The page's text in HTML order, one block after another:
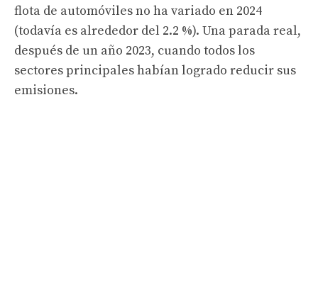
flota de automóviles no ha variado en 2024
(todavía es alrededor del 2.2 %). Una parada real,
después de un año 2023, cuando todos los
sectores principales habían logrado reducir sus
emisiones.